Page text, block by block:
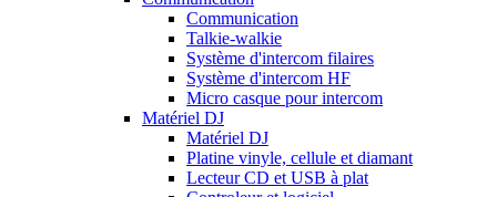
Communication
Talkie-walkie
Système d'intercom filaires
Système d'intercom HF
Micro casque pour intercom
Matériel DJ
Matériel DJ
Platine vinyle, cellule et diamant
Lecteur CD et USB à plat